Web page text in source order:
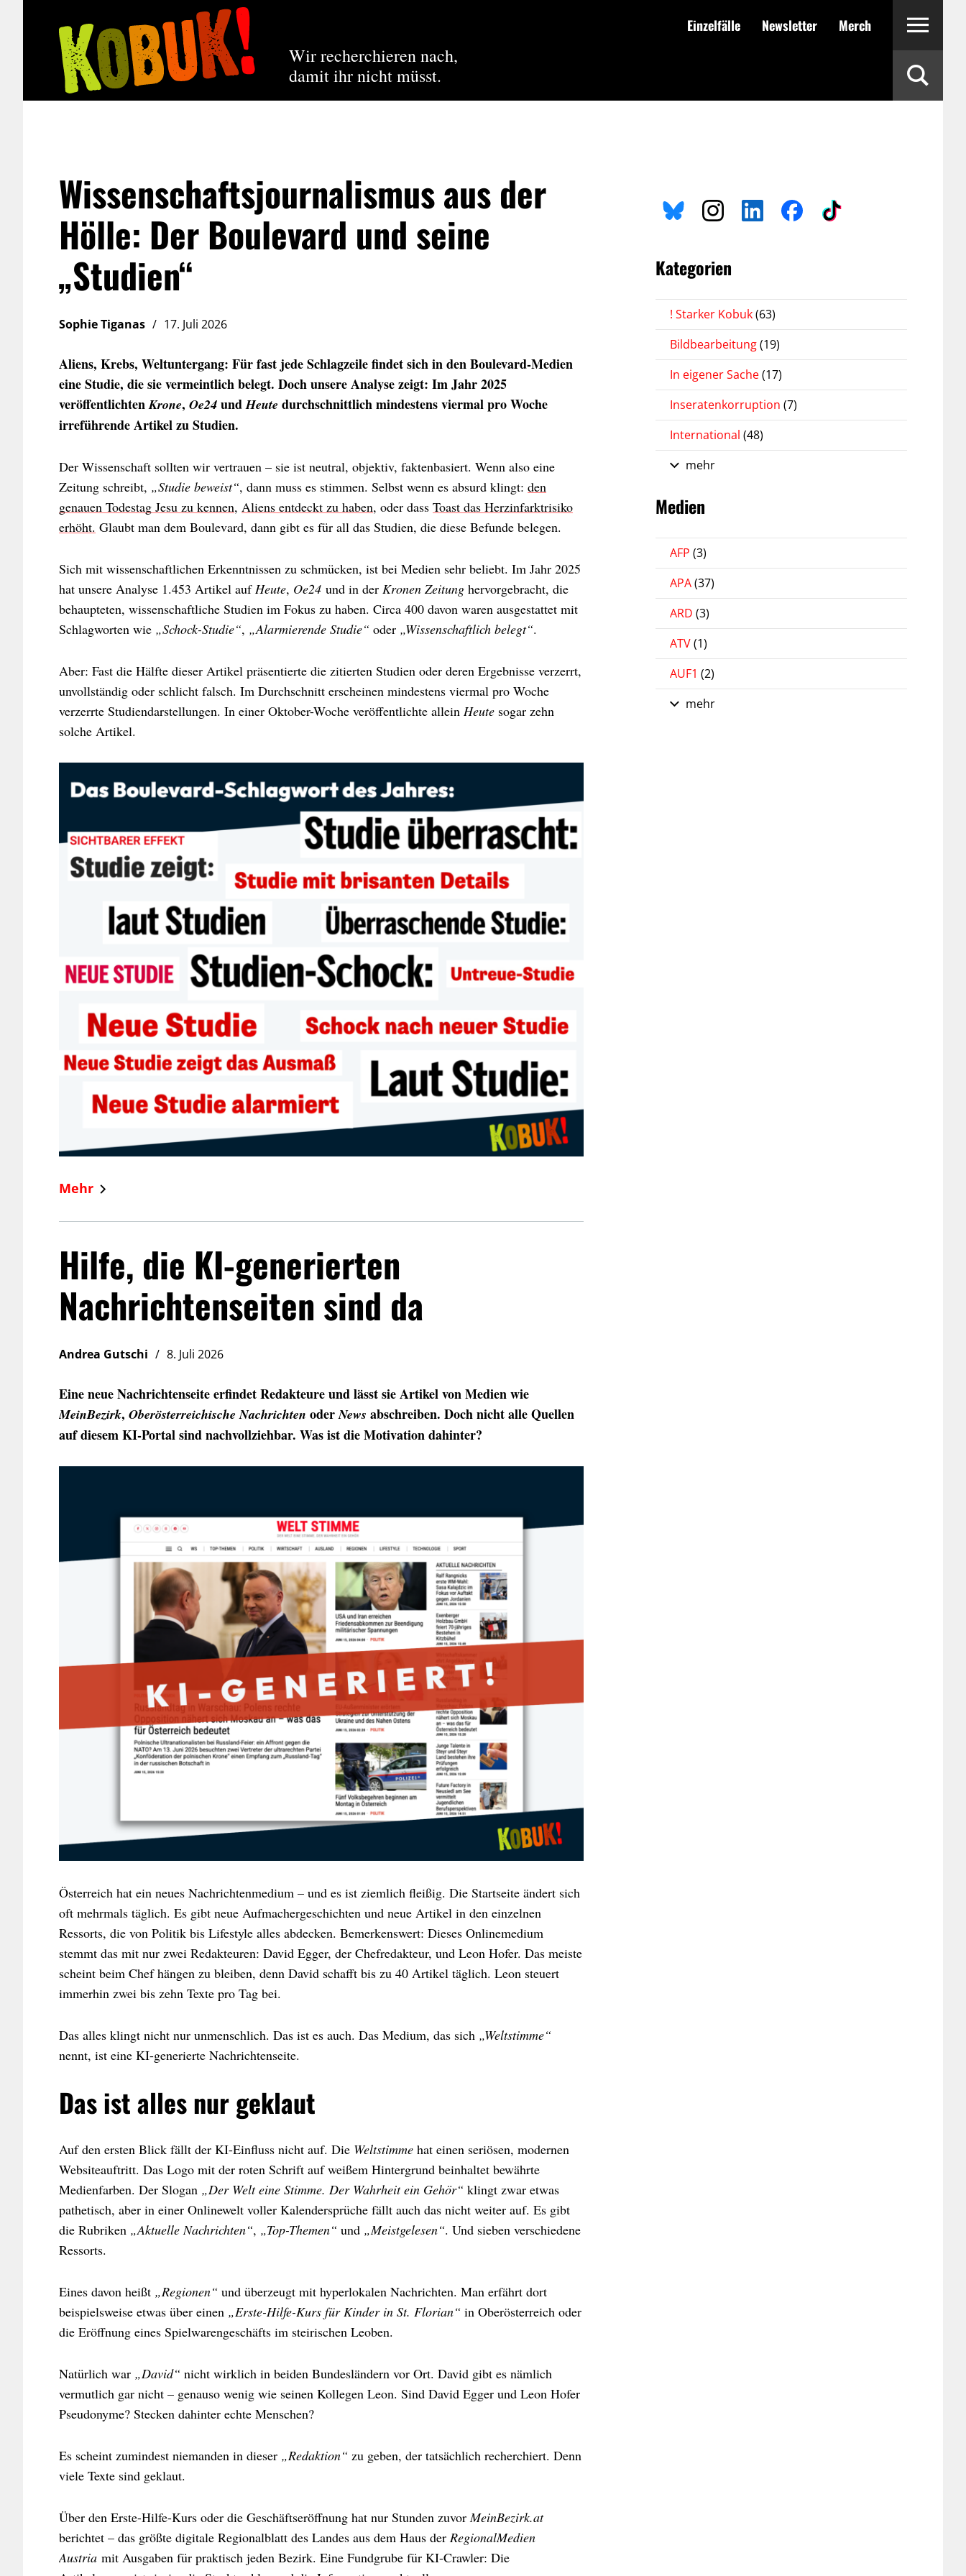
Wir recherchieren nach,
damit ihr nicht müsst.
Einzelfälle Newsletter Merch
Kategorien
! Starker Kobuk(63)
Bildbearbeitung(19)
In eigener Sache(17)
Inseratenkorruption (7)
International (48)
mehr
Medien
AFP (3)
APA(37)
ARD (3)
ATV(1)
AUF1 (2)
mehr
Wissenschaftsjournalismus aus der
Hölle: Der Boulevard und seine
„Studien“
Sophie Tiganas 17. Juli 2026
Aliens, Krebs, Weltuntergang: Für fast jede Schlagzeile findet sich in den Boulevard-Medien
eine Studie, die sie vermeintlich belegt. Doch unsere Analyse zeigt: Im Jahr 2025
veröffentlichtenKrone, Oe24 undHeute durchschnittlich mindestens viermal pro Woche
irreführende Artikel zu Studien.
Der Wissenschaft sollten wir vertrauen – sie ist neutral, objektiv, faktenbasiert. Wenn also eine
Zeitung schreibt, „Studie beweist“, dann muss es stimmen. Selbst wenn es absurd klingt: den
genauen Todestag Jesu zu kennen, Aliens entdeckt zu haben, oder dass Toast das Herzinfarktrisiko
erhöht. Glaubt man dem Boulevard, dann gibt es für all das Studien, die diese Befunde belegen.
Sich mit wissenschaftlichen Erkenntnissen zu schmücken, ist bei Medien sehr beliebt. Im Jahr 2025
hat unsere Analyse 1.453 Artikel aufHeute, Oe24 und in der Kronen Zeitung hervorgebracht, die
behaupteten, wissenschaftliche Studien im Fokus zu haben. Circa 400 davon waren ausgestattet mit
Schlagworten wie „Schock-Studie“, „Alarmierende Studie“ oder „Wissenschaftlich belegt“.
Aber: Fast die Hälfte dieser Artikel präsentierte die zitierten Studien oder deren Ergebnisse verzerrt,
unvollständig oder schlicht falsch. Im Durchschnitt erscheinen mindestens viermal pro Woche
verzerrte Studiendarstellungen. In einer Oktober-Woche veröffentlichte allein Heute sogar zehn
solche Artikel.
Mehr
Hilfe, die KI-generierten
Nachrichtenseiten sind da
Andrea Gutschi 8. Juli 2026
Eine neue Nachrichtenseite erfindet Redakteure und lässt sie Artikel von Medien wie
MeinBezirk, Oberösterreichische Nachrichten oderNews abschreiben. Doch nicht alle Quellen
auf diesem KI-Portal sind nachvollziehbar. Was ist die Motivation dahinter?
Österreich hat ein neues Nachrichtenmedium – und es ist ziemlich fleißig. Die Startseite ändert sich
oft mehrmals täglich. Es gibt neue Aufmachergeschichten und neue Artikel in den einzelnen
Ressorts, die von Politik bis Lifestyle alles abdecken. Bemerkenswert: Dieses Onlinemedium
stemmt das mit nur zwei Redakteuren: David Egger, der Chefredakteur, und Leon Hofer. Das meiste
scheint beim Chef hängen zu bleiben, denn David schafft bis zu 40 Artikel täglich. Leon steuert
immerhin zwei bis zehn Texte pro Tag bei.
Das alles klingt nicht nur unmenschlich. Das ist es auch. Das Medium, das sich „Weltstimme“
nennt, ist eine KI-generierte Nachrichtenseite.
Das ist alles nur geklaut
Auf den ersten Blick fällt der KI-Einfluss nicht auf. Die Weltstimme hat einen seriösen, modernen
Websiteauftritt. Das Logo mit der roten Schrift auf weißem Hintergrund beinhaltet bewährte
Medienfarben. Der Slogan „Der Welt eine Stimme. Der Wahrheit ein Gehör“ klingt zwar etwas
pathetisch, aber in einer Onlinewelt voller Kalendersprüche fällt auch das nicht weiter auf. Es gibt
die Rubriken „Aktuelle Nachrichten“, „Top-Themen“ und „Meistgelesen“. Und sieben verschiedene
Ressorts.
Eines davon heißt „Regionen“ und überzeugt mit hyperlokalen Nachrichten. Man erfährt dort
beispielsweise etwas über einen „Erste-Hilfe-Kurs für Kinder in St. Florian“ in Oberösterreich oder
die Eröffnung eines Spielwarengeschäfts im steirischen Leoben.
Natürlich war „David“ nicht wirklich in beiden Bundesländern vor Ort. David gibt es nämlich
vermutlich gar nicht – genauso wenig wie seinen Kollegen Leon. Sind David Egger und Leon Hofer
Pseudonyme? Stecken dahinter echte Menschen?
Es scheint zumindest niemanden in dieser „Redaktion“ zu geben, der tatsächlich recherchiert. Denn
viele Texte sind geklaut.
Über den Erste-Hilfe-Kurs oder die Geschäftseröffnung hat nur Stunden zuvorMeinBezirk.at
berichtet – das größte digitale Regionalblatt des Landes aus dem Haus der RegionalMedien
Austria mit Ausgaben für praktisch jeden Bezirk. Eine Fundgrube für KI-Crawler: Die